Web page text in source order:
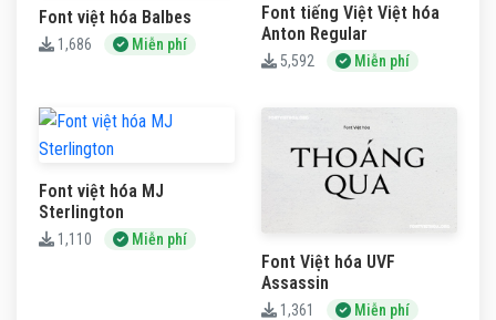
Font việt hóa Balbes
1,686 Miễn phí
Font tiếng Việt Việt hóa
Anton Regular
5,592 Miễn phí
Font việt hóa MJ
Sterlington
1,110 Miễn phí
Font Việt hóa UVF
Assassin
1,361 Miễn phí